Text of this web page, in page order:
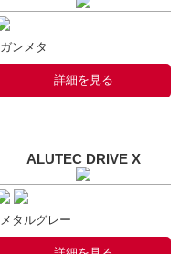
ガンメタ
詳細を見る
ALUTEC DRIVE X
メタルグレー